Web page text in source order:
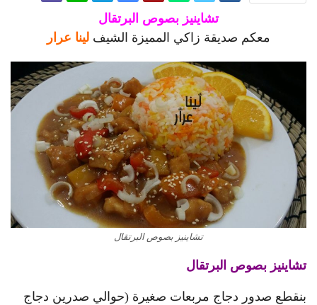
تشاينيز بصوص البرتقال
معكم صديقة زاكي المميزة الشيف لينا عرار
تشاينيز بصوص البرتقال
تشاينيز بصوص البرتقال
بنقطع صدور دجاج مربعات صغيرة (حوالي صدرين دجاج